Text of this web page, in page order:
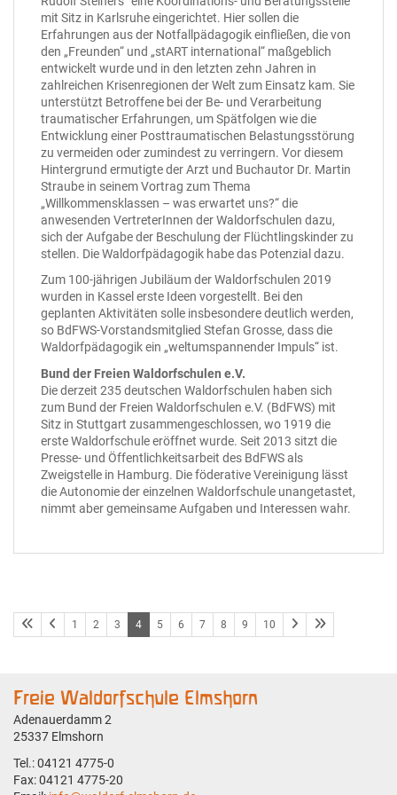
mit Sitz in Karlsruhe eingerichtet. Hier sollen die
Erfahrungen aus der Notfallpädagogik einfließen, die von
den „Freunden“ und „stART international“ maßgeblich
entwickelt wurde und in den letzten zehn Jahren in
zahlreichen Krisenregionen der Welt zum Einsatz kam. Sie
unterstützt Betroffene bei der Be- und Verarbeitung
traumatischer Erfahrungen, um Spätfolgen wie die
Entwicklung einer Posttraumatischen Belastungsstörung
zu vermeiden oder zumindest zu verringern. Vor diesem
Hintergrund ermutigte der Arzt und Buchautor Dr. Martin
Straube in seinem Vortrag zum Thema
„Willkommensklassen – was erwartet uns?“ die
anwesenden VertreterInnen der Waldorfschulen dazu,
sich der Aufgabe der Beschulung der Flüchtlingskinder zu
stellen. Die Waldorfpädagogik habe das Potenzial dazu.
Zum 100-jährigen Jubiläum der Waldorfschulen 2019
wurden in Kassel erste Ideen vorgestellt. Bei den
geplanten Aktivitäten solle insbesondere deutlich werden,
so BdFWS-Vorstandsmitglied Stefan Grosse, dass die
Waldorfpädagogik ein „weltumspannender Impuls“ ist.
Bund der Freien Waldorfschulen e.V.
Die derzeit 235 deutschen Waldorfschulen haben sich
zum Bund der Freien Waldorfschulen e.V. (BdFWS) mit
Sitz in Stuttgart zusammengeschlossen, wo 1919 die
erste Waldorfschule eröffnet wurde. Seit 2013 sitzt die
Presse- und Öffentlichkeitsarbeit des BdFWS als
Zweigstelle in Hamburg. Die föderative Vereinigung lässt
die Autonomie der einzelnen Waldorfschule unangetastet,
nimmt aber gemeinsame Aufgaben und Interessen wahr.
1 2 3 4 5 6 7 8 9 10
Freie Waldorfschule Elmshorn
Adenauerdamm 2
25337 Elmshorn
Tel.: 04121 4775-0
Fax: 04121 4775-20